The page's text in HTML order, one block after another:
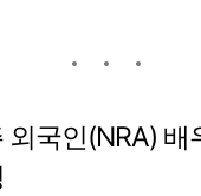
외국인(NRA) 배